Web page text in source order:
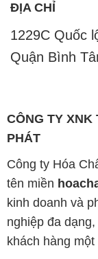
ĐỊA CHỈ
1229C Quốc
Quận Bình
CÔNG TY XNK
PHÁT
Công ty Hóa
tên miền
kinh doanh và
nghiệp đa
khách hàng